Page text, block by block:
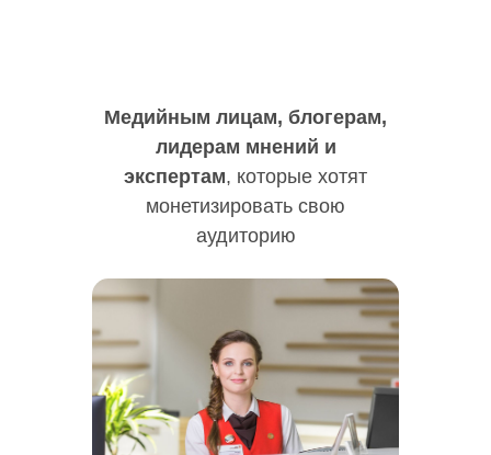
Медийным лицам, блогерам,
лидерам мнений и
экспертам, которые хотят
монетизировать свою
аудиторию